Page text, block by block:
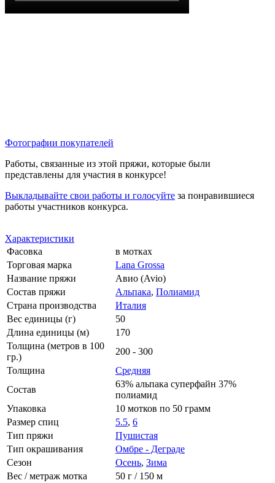
Фотографии покупателей
Работы, связанные из этой пряжи, которые были
представлены для участия в конкурсе!
Выкладывайте свои работы и голосуйте за понравившиеся
работы участников конкурса.
Характеристики
Фасовка
в мотках
Торговая марка
Lana Grossa
Название пряжи
Авио (Avio)
Состав пряжи
Альпака, Полиамид
Страна производства
Италия
Вес единицы (г)
50
Длина единицы (м)
170
Толщина (метров в 100
гр.)
200 - 300
Толщина
Средняя
Состав
63% альпака суперфайн 37%
полиамид
Упаковка
10 мотков по 50 грамм
Размер спиц
5.5, 6
Тип пряжи
Пушистая
Тип окрашивания
Омбре - Деграде
Сезон
Осень, Зима
Вес / метраж мотка
50 г / 150 м